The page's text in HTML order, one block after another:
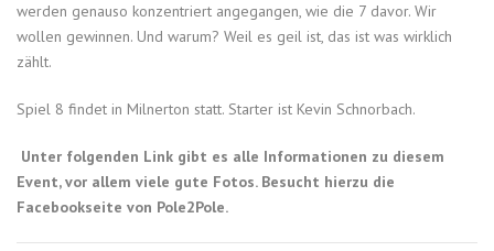
werden genauso konzentriert angegangen, wie die 7 davor. Wir
wollen gewinnen. Und warum? Weil es geil ist, das ist was wirklich
zählt.
Spiel 8 findet in Milnerton statt. Starter ist Kevin Schnorbach.
Unter folgenden Link gibt es alle Informationen zu diesem
Event, vor allem viele gute Fotos. Besucht hierzu die
Facebookseite von Pole2Pole.